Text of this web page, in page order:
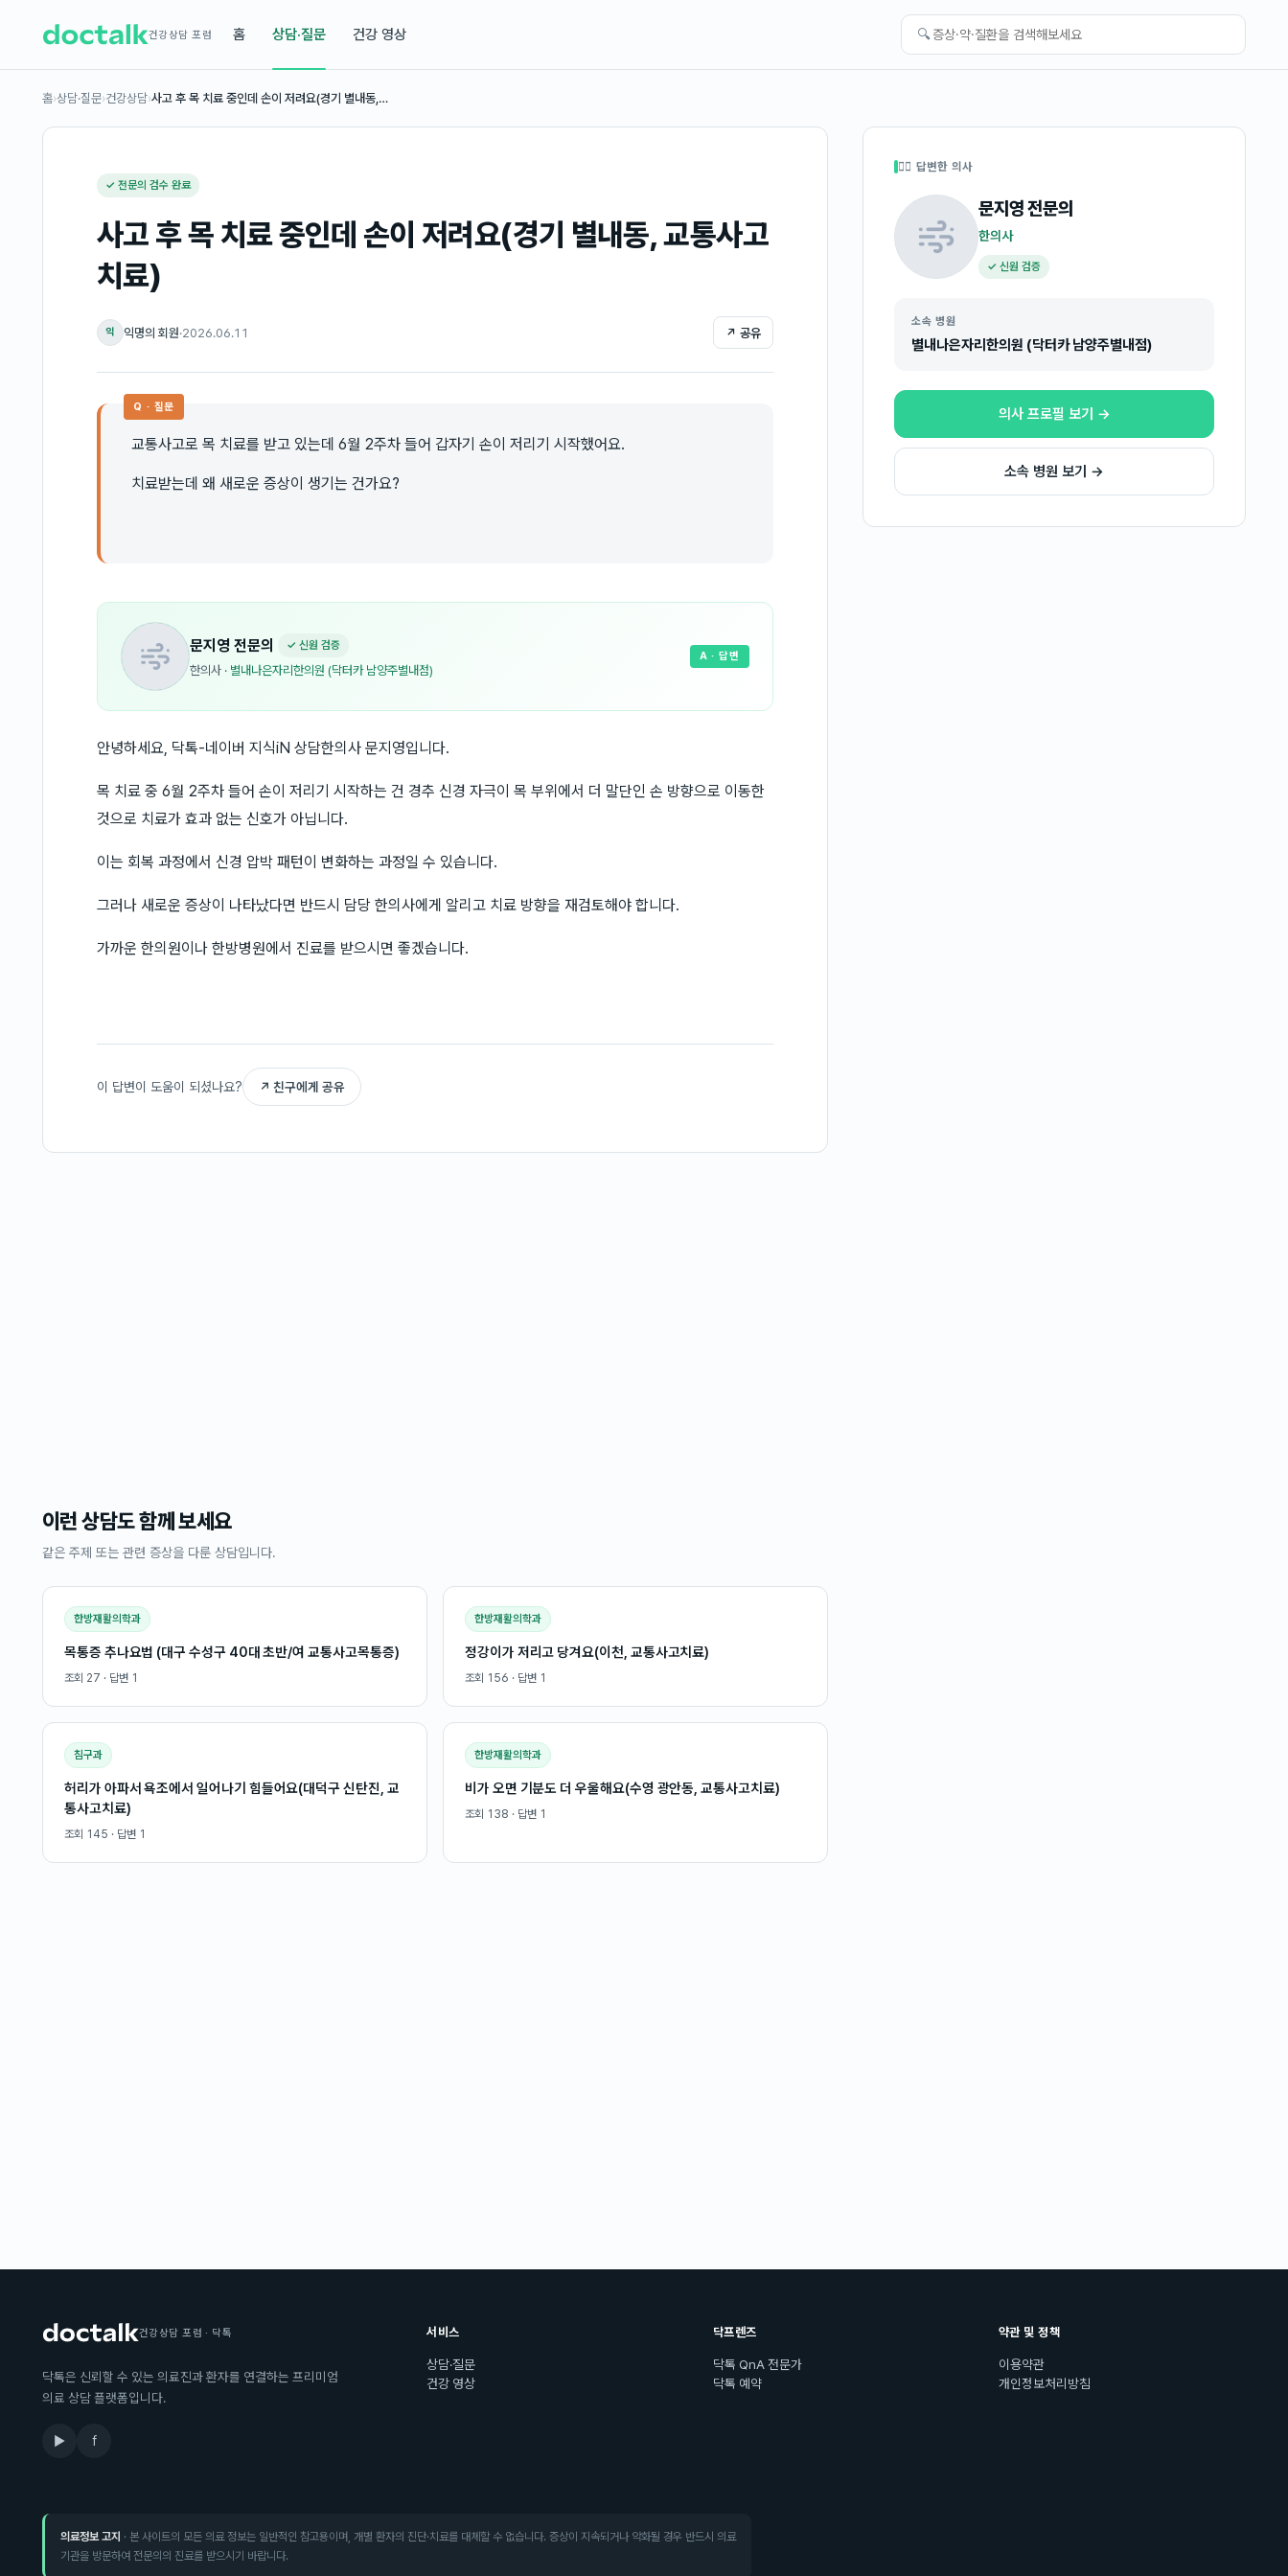
건강상담 포럼 홈 상담·질문 건강 영상 🔍
홈›상담·질문›건강상담›사고 후 목 치료 중인데 손이 저려요(경기 별내동,…
✓ 전문의 검수 완료
사고 후 목 치료 중인데 손이 저려요(경기 별내동, 교통사고
치료)
익 익명의 회원·2026.06.11 ↗ 공유
Q · 질문
교통사고로 목 치료를 받고 있는데 6월 2주차 들어 갑자기 손이 저리기 시작했어요.
치료받는데 왜 새로운 증상이 생기는 건가요?
문지영 전문의 ✓ 신원 검증
한의사 · 별내나은자리한의원 (닥터카 남양주별내점)
A · 답변
안녕하세요, 닥톡-네이버 지식iN 상담한의사 문지영입니다.
목 치료 중 6월 2주차 들어 손이 저리기 시작하는 건 경추 신경 자극이 목 부위에서 더 말단인 손 방향으로 이동한
것으로 치료가 효과 없는 신호가 아닙니다.
이는 회복 과정에서 신경 압박 패턴이 변화하는 과정일 수 있습니다.
그러나 새로운 증상이 나타났다면 반드시 담당 한의사에게 알리고 치료 방향을 재검토해야 합니다.
가까운 한의원이나 한방병원에서 진료를 받으시면 좋겠습니다.
이 답변이 도움이 되셨나요? ↗ 친구에게 공유
이런 상담도 함께 보세요
같은 주제 또는 관련 증상을 다룬 상담입니다.
한방재활의학과
목통증 추나요법 (대구 수성구 40대 초반/여 교통사고목통증)
조회 27 · 답변 1
한방재활의학과
정강이가 저리고 당겨요(이천, 교통사고치료)
조회 156 · 답변 1
침구과
허리가 아파서 욕조에서 일어나기 힘들어요(대덕구 신탄진, 교
통사고치료)
조회 145 · 답변 1
한방재활의학과
비가 오면 기분도 더 우울해요(수영 광안동, 교통사고치료)
조회 138 · 답변 1
👩‍⚕️ 답변한 의사
문지영전문의
한의사
✓ 신원 검증
소속 병원
별내나은자리한의원 (닥터카 남양주별내점)
의사 프로필 보기 →
소속 병원 보기 →
건강상담 포럼 · 닥톡
닥톡은 신뢰할 수 있는 의료진과 환자를 연결하는 프리미엄
의료 상담 플랫폼입니다.
▶ f
서비스
상담·질문
건강 영상
닥프렌즈
닥톡 QnA 전문가
닥톡 예약
약관 및 정책
이용약관
개인정보처리방침
의료정보 고지 · 본 사이트의 모든 의료 정보는 일반적인 참고용이며, 개별 환자의 진단·치료를 대체할 수 없습니다. 증상이 지속되거나 악화될 경우 반드시 의료
기관을 방문하여 전문의의 진료를 받으시기 바랍니다.